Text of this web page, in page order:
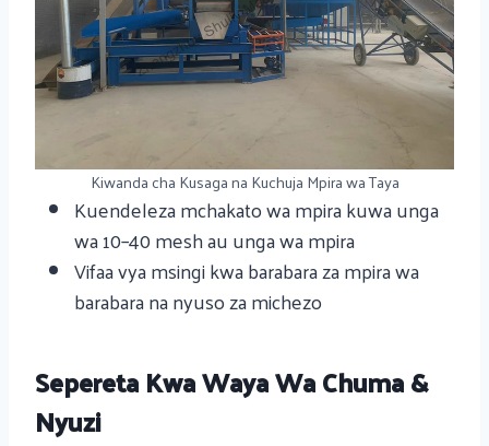
Kiwanda cha Kusaga na Kuchuja Mpira wa Taya
Kuendeleza mchakato wa mpira kuwa unga
wa 10–40 mesh au unga wa mpira
Vifaa vya msingi kwa barabara za mpira wa
barabara na nyuso za michezo
Sepereta Kwa Waya Wa Chuma &
Nyuzi